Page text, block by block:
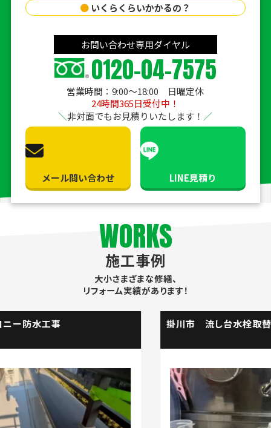
● いくらくらいかかるの？
お問い合わせ専用ダイヤル
0120-04-7575
営業時間：9:00〜18:00 日曜定休
24時間365日受付中！
非対面でもお見積りいたします！
メール問い合わせ LINE見積り
WORKS
施工事例
大小さまざまな修繕、
リフォーム実績があります！
掛川市 流し台水栓取替工事